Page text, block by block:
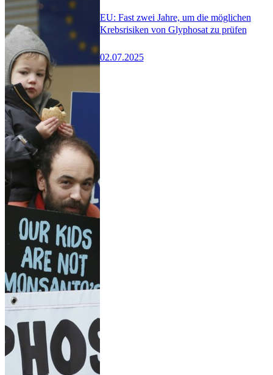
EU: Fast zwei Jahre, um die möglichen
Krebsrisiken von Glyphosat zu prüfen
02.07.2025